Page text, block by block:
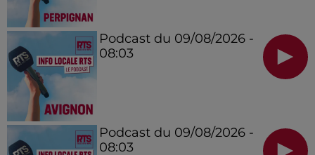
Podcast du 09/08/2026 -
08:03
Podcast du 09/08/2026 -
08:03